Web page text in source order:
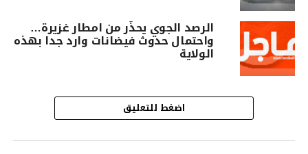
الرصد الجوي يحذّر من امطار غزيرة…
واحتمال حدوث فيضانات وارد جدا بهذه
الولاية
اضغط للتعليق